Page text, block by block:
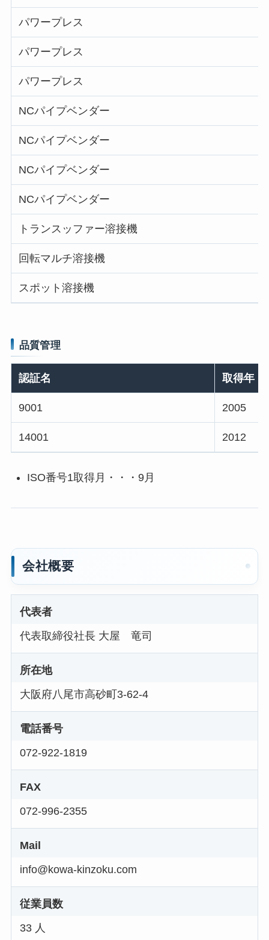
パワープレス
パワープレス
パワープレス
NCパイプベンダー
NCパイプベンダー
NCパイプベンダー
NCパイプベンダー
トランスッファー溶接機
回転マルチ溶接機
スポット溶接機
品質管理
認証名 取得年
9001 2005
14001 2012
ISO番号1取得月・・・9月
会社概要
代表者
代表取締役社長 大屋 竜司
所在地
大阪府八尾市高砂町3-62-4
電話番号
072-922-1819
FAX
072-996-2355
Mail
info@kowa-kinzoku.com
従業員数
33 人